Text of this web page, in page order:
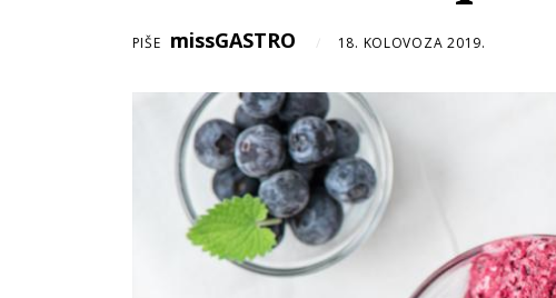
PIŠE missGASTRO 18. KOLOVOZA 2019.